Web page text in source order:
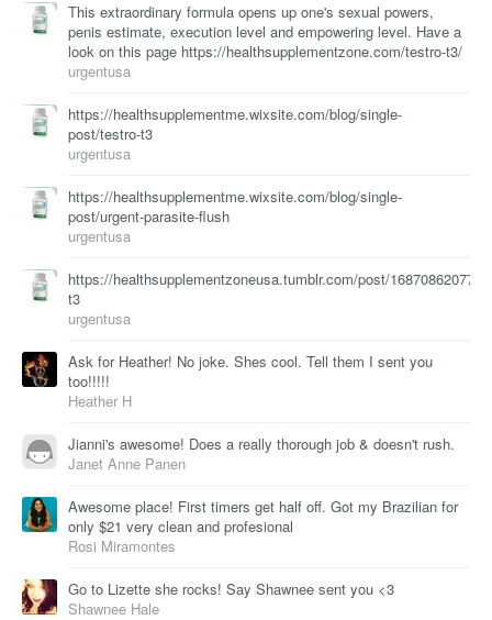
This extraordinary formula opens up one's sexual powers,
penis estimate, execution level and empowering level. Have a
look on this page https://healthsupplementzone.com/testro-t3/
urgentusa
https://healthsupplementme.wixsite.com/blog/single-
post/testro-t3
urgentusa
https://healthsupplementme.wixsite.com/blog/single-
post/urgent-parasite-flush
urgentusa
https://healthsupplementzoneusa.tumblr.com/post/168708620773/
t3
urgentusa
Ask for Heather! No joke. Shes cool. Tell them I sent you
too!!!!!
Heather H
Jianni's awesome! Does a really thorough job & doesn't rush.
Janet Anne Panen
Awesome place! First timers get half off. Got my Brazilian for
only $21 very clean and profesional
Rosi Miramontes
Go to Lizette she rocks! Say Shawnee sent you <3
Shawnee Hale